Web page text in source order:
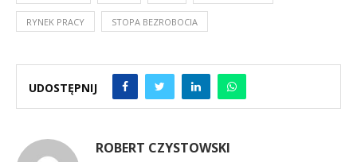
RYNEK PRACY STOPA BEZROBOCIA
UDOSTĘPNIJ
ROBERT CZYSTOWSKI